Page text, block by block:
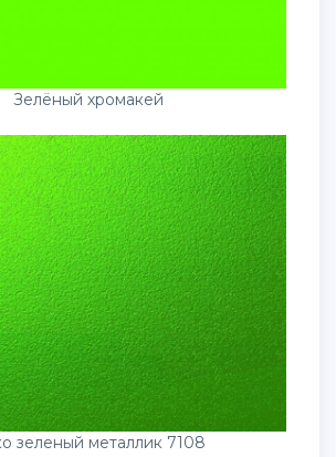
Зелёный хромакей
зеленый металлик 7108